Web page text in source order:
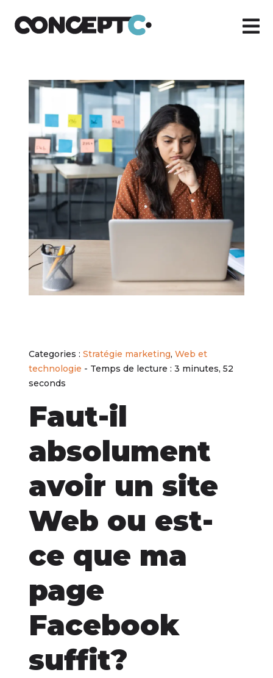
Categories :Stratégie marketing,Web et
technologie - Temps de lecture : 3 minutes, 52
seconds
Faut-il
absolument
avoir un site
Web ou est-
ce que ma
page
Facebook
suffit?